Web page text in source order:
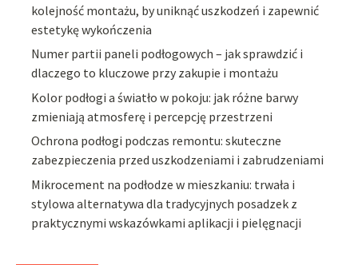
kolejność montażu, by uniknąć uszkodzeń i zapewnić
estetykę wykończenia
Numer partii paneli podłogowych – jak sprawdzić i
dlaczego to kluczowe przy zakupie i montażu
Kolor podłogi a światło w pokoju: jak różne barwy
zmieniają atmosferę i percepcję przestrzeni
Ochrona podłogi podczas remontu: skuteczne
zabezpieczenia przed uszkodzeniami i zabrudzeniami
Mikrocement na podłodze w mieszkaniu: trwała i
stylowa alternatywa dla tradycyjnych posadzek z
praktycznymi wskazówkami aplikacji i pielęgnacji